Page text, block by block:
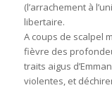
(l’arrachement à
libertaire.
A coups de scalpel
fièvre des
traits aigus
violentes, et